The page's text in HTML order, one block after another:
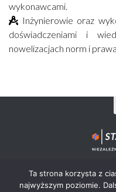
wykonawcami.
Inżynierowie oraz
doświadczeniami i
nowelizacjach norm i
Statyka.info© 2012-
Ta strona korzysta z
najwyższym poziomie.